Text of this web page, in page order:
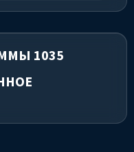
1035